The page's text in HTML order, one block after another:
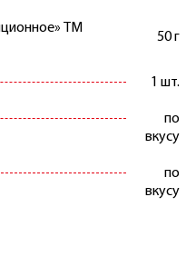
ТМ
50 г
1 шт.
по
вкусу
по
вкусу